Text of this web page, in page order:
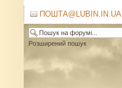
ПОШТА@LUBIN.IN.UA
Розширений пошук